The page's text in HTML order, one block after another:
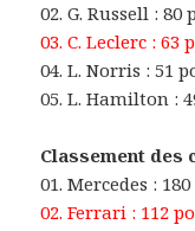
02. G. Russell : 80
03. C. Leclerc : 63
04. L. Norris : 51
05. L. Hamilton :
Classement des
01. Mercedes :
02. Ferrari : 112